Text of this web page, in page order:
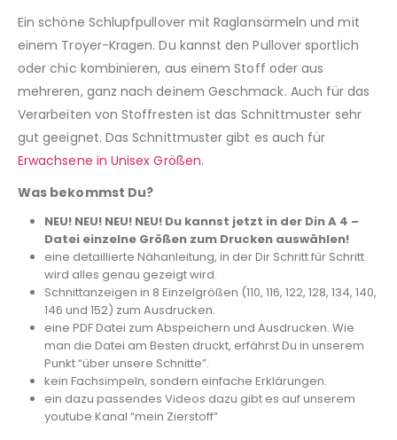
Ein schöne Schlupfpullover mit Raglansärmeln und mit
einem Troyer-Kragen. Du kannst den Pullover sportlich
oder chic kombinieren, aus einem Stoff oder aus
mehreren, ganz nach deinem Geschmack. Auch für das
Verarbeiten von Stoffresten ist das Schnittmuster sehr
gut geeignet. Das Schnittmuster gibt es auch für
Erwachsene in Unisex Größen.
Was bekommst Du?
NEU! NEU! NEU! NEU! Du kannst jetzt in der Din A 4 –
Datei einzelne Größen zum Drucken auswählen!
eine detaillierte Nähanleitung, in der Dir Schritt für Schritt
wird alles genau gezeigt wird.
Schnittanzeigen in 8 Einzelgrößen (110, 116, 122, 128, 134, 140,
146 und 152) zum Ausdrucken.
eine PDF Datei zum Abspeichern und Ausdrucken. Wie
man die Datei am Besten druckt, erfährst Du in unserem
Punkt “über unsere Schnitte”.
kein Fachsimpeln, sondern einfache Erklärungen.
ein dazu passendes Videos dazu gibt es auf unserem
youtube Kanal “mein Zierstoff”